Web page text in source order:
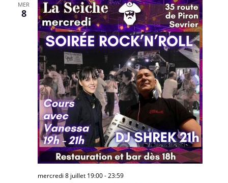
MER
8
mercredi 8 juillet 19:00-23:59